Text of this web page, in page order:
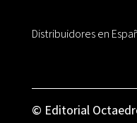
Distribuidores en
© Editorial